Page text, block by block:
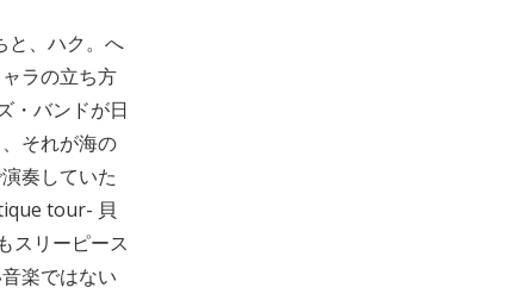
と、ハク。へ
ラの立ち方
・バンドが日
それが海の
奏していた
tour- 貝
スリーピース
楽ではない